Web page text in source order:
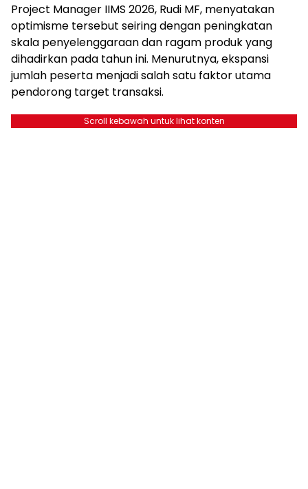
Project Manager IIMS 2026, Rudi MF, menyatakan
optimisme tersebut seiring dengan peningkatan
skala penyelenggaraan dan ragam produk yang
dihadirkan pada tahun ini. Menurutnya, ekspansi
jumlah peserta menjadi salah satu faktor utama
pendorong target transaksi.
Scroll kebawah untuk lihat konten